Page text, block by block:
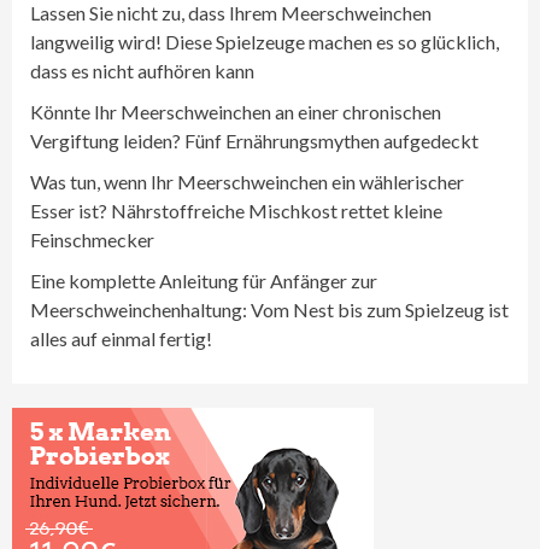
Lassen Sie nicht zu, dass Ihrem Meerschweinchen
langweilig wird! Diese Spielzeuge machen es so glücklich,
dass es nicht aufhören kann
Könnte Ihr Meerschweinchen an einer chronischen
Vergiftung leiden? Fünf Ernährungsmythen aufgedeckt
Was tun, wenn Ihr Meerschweinchen ein wählerischer
Esser ist? Nährstoffreiche Mischkost rettet kleine
Feinschmecker
Eine komplette Anleitung für Anfänger zur
Meerschweinchenhaltung: Vom Nest bis zum Spielzeug ist
alles auf einmal fertig!